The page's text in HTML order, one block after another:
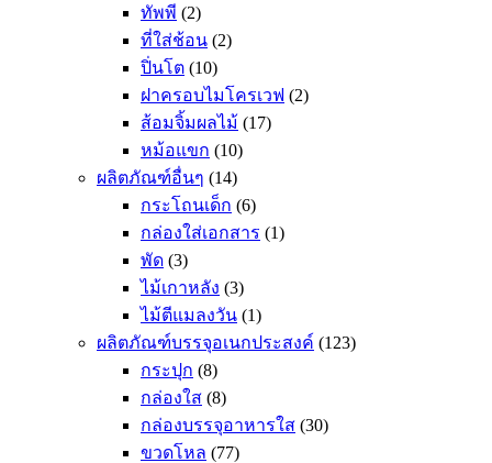
ทัพพี (2)
ที่ใส่ช้อน (2)
ปิ่นโต (10)
ฝาครอบไมโครเวฟ (2)
ส้อมจิ้มผลไม้ (17)
หม้อแขก (10)
ผลิตภัณฑ์อื่นๆ (14)
กระโถนเด็ก (6)
กล่องใส่เอกสาร (1)
พัด (3)
ไม้เกาหลัง (3)
ไม้ตีแมลงวัน (1)
ผลิตภัณฑ์บรรจุอเนกประสงค์ (123)
กระปุก (8)
กล่องใส (8)
กล่องบรรจุอาหารใส (30)
ขวดโหล (77)